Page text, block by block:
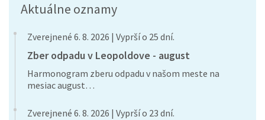
Aktuálne oznamy
Zverejnené 6. 8. 2026 | Vyprší o 25 dní.
Zber odpadu v Leopoldove - august
Harmonogram zberu odpadu v našom meste na
mesiac august…
Zverejnené 6. 8. 2026 | Vyprší o 23 dní.